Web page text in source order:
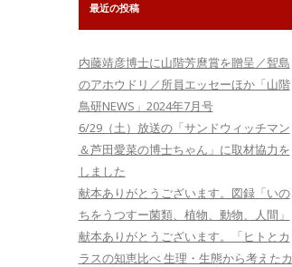
最近の投稿
内藤靖彦博士に山階芳麿賞を贈呈／聟島
のアホウドリ／所員エッセーほか「山階
鳥研NEWS」2024年7月号
6/29（土）放送の「サンドウィッチマン
＆芦田愛菜の博士ちゃん」に取材協力を
しました
献本ありがとうございます。図録「いの
ちをうつすー菌類、植物、動物、人間」
献本ありがとうございます。「ヒトとカ
ラスの知恵比べ 生理・生態から考えたカ